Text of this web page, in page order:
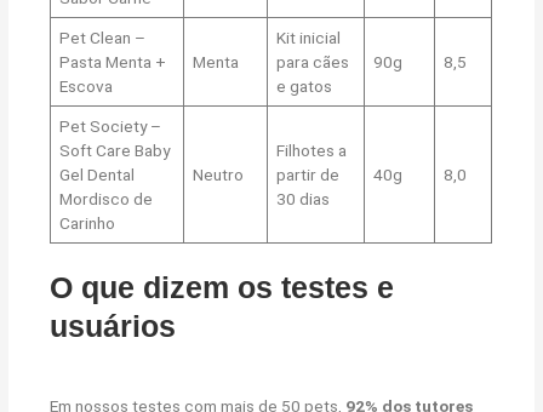
Pet Clean –
Pasta Menta +
Escova
Menta
Kit inicial
para cães
e gatos
90g 8,5
Pet Society –
Soft Care Baby
Gel Dental
Mordisco de
Carinho
Neutro
Filhotes a
partir de
30 dias
40g 8,0
O que dizem os testes e
usuários
Em nossos testes com mais de 50 pets, 92% dos tutores